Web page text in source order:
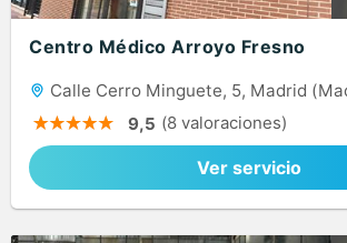
Centro Médico Arroyo Fresno
Calle Cerro Minguete, 5, Madrid
9,5 (8 valoraciones)
Ver servicio